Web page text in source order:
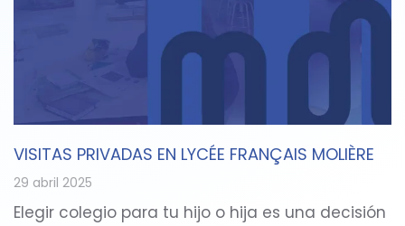
VISITAS PRIVADAS EN LYCÉE FRANÇAIS MOLIÈRE
29 abril 2025
Elegir colegio para tu hijo o hija es una decisión